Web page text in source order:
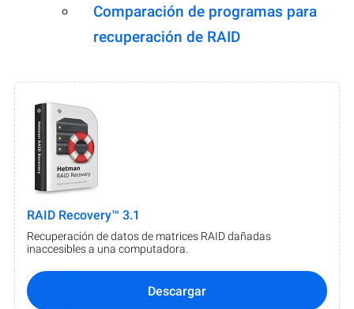
Comparación de programas para
recuperación de RAID
RAID Recovery™ 3.1
Recuperación de datos de matrices RAID dañadas
inaccesibles a una computadora.
Descargar